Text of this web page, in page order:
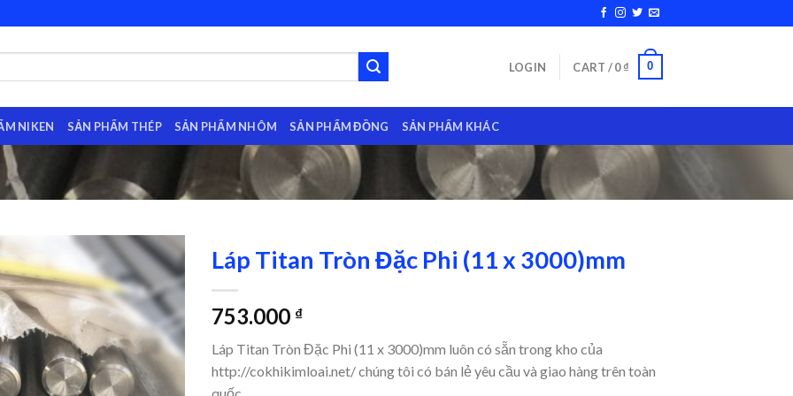
LOGIN CART /0₫ 0
NIKEN SẢN PHẨM THÉP SẢN PHẨM NHÔM SẢN PHẨM ĐỒNG SẢN PHẨM KHÁC
Láp Titan Tròn Đặc Phi (11 x 3000)mm
753.000 ₫
Láp Titan Tròn Đặc Phi (11 x 3000)mm luôn có sẵn trong kho của
http://cokhikimloai.net/ chúng tôi có bán lẻ yêu cầu và giao hàng trên toàn